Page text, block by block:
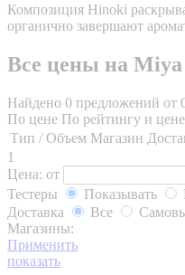
Композиция Hinoki
органично завершают
Все цены на
Найдено 0 предложений от
По цене По рейтингу и цене
Тип / Объем Магазин
1
Цена: от
Тестеры
Показывать
Доставка
Все
Магазины:
Применить
показать